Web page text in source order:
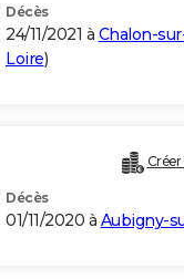
Décès
24/11/2021 à Chalon-
Loire)
Décès
01/11/2020 à Aubigny-